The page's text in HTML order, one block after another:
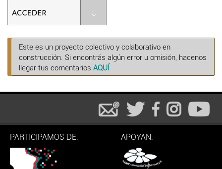
Este es un proyecto colectivo y colaborativo en
construcción. Si encontrás algún error u omisión, hacenos
llegar tus comentarios AQUÍ
PARTICIPAMOS DE: APOYAN: